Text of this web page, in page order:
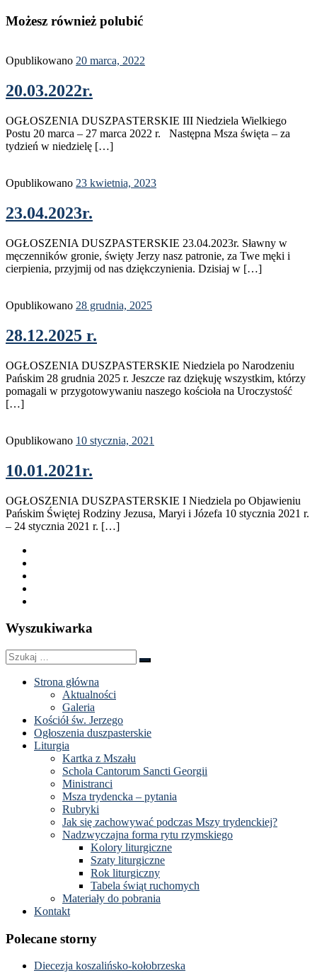
Możesz również polubić
Opublikowano 20 marca, 2022
20.03.2022r.
OGŁOSZENIA DUSZPASTERSKIE III Niedziela Wielkiego
Postu 20 marca – 27 marca 2022 r. Następna Msza święta – za
tydzień w niedzielę […]
Opublikowano 23 kwietnia, 2023
23.04.2023r.
OGŁOSZENIA DUSZPASTERSKIE 23.04.2023r. Sławny w
męczenników gronie, święty Jerzy nasz patronie, za Twe męki i
cierpienia, przyjmij od nas dziękczynienia. Dzisiaj w […]
Opublikowano 28 grudnia, 2025
28.12.2025 r.
OGŁOSZENIA DUSZPASTERSKIE Niedziela po Narodzeniu
Pańskim 28 grudnia 2025 r. Jeszcze raz dziękuję wszystkim, którzy
pomagali w przygotowywaniu naszego kościoła na Uroczystość
[…]
Opublikowano 10 stycznia, 2021
10.01.2021r.
OGŁOSZENIA DUSZPASTERSKIE I Niedziela po Objawieniu
Pańskim Świętej Rodziny Jezusa, Maryi i Józefa 10 stycznia 2021 r.
– 24 stycznia 2021 r. […]
Wyszukiwarka
Szukaj
Szukaj
Strona główna
Aktualności
Galeria
Kościół św. Jerzego
Ogłoszenia duszpasterskie
Liturgia
Kartka z Mszału
Schola Cantorum Sancti Georgii
Ministranci
Msza trydencka – pytania
Rubryki
Jak się zachowywać podczas Mszy trydenckiej?
Nadzwyczajna forma rytu rzymskiego
Kolory liturgiczne
Szaty liturgiczne
Rok liturgiczny
Tabela świąt ruchomych
Materiały do pobrania
Kontakt
Polecane storny
Diecezja koszalińsko-kołobrzeska